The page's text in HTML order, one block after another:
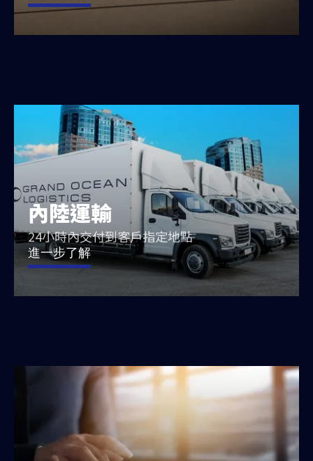
內陸運輸
24小時內交付到客戶指定地點
進一步了解